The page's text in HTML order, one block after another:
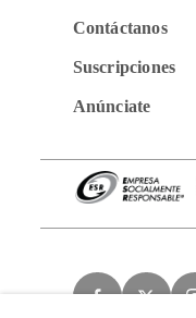
Contáctanos
Suscripciones
Anúnciate